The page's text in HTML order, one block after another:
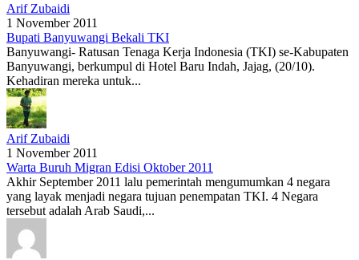
Arif Zubaidi
1 November 2011
Bupati Banyuwangi Bekali TKI
Banyuwangi- Ratusan Tenaga Kerja Indonesia (TKI) se-Kabupaten
Banyuwangi, berkumpul di Hotel Baru Indah, Jajag, (20/10).
Kehadiran mereka untuk...
Arif Zubaidi
1 November 2011
Warta Buruh Migran Edisi Oktober 2011
Akhir September 2011 lalu pemerintah mengumumkan 4 negara
yang layak menjadi negara tujuan penempatan TKI. 4 Negara
tersebut adalah Arab Saudi,...